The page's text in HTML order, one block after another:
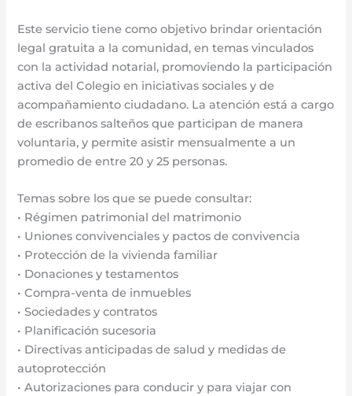
Este servicio tiene como objetivo brindar orientación
legal gratuita a la comunidad, en temas vinculados
con la actividad notarial, promoviendo la participación
activa del Colegio en iniciativas sociales y de
acompañamiento ciudadano. La atención está a cargo
de escribanos salteños que participan de manera
voluntaria, y permite asistir mensualmente a un
promedio de entre 20 y 25 personas.
Temas sobre los que se puede consultar:
• Régimen patrimonial del matrimonio
• Uniones convivenciales y pactos de convivencia
• Protección de la vivienda familiar
• Donaciones y testamentos
• Compra-venta de inmuebles
• Sociedades y contratos
• Planificación sucesoria
• Directivas anticipadas de salud y medidas de
autoprotección
• Autorizaciones para conducir y para viajar con